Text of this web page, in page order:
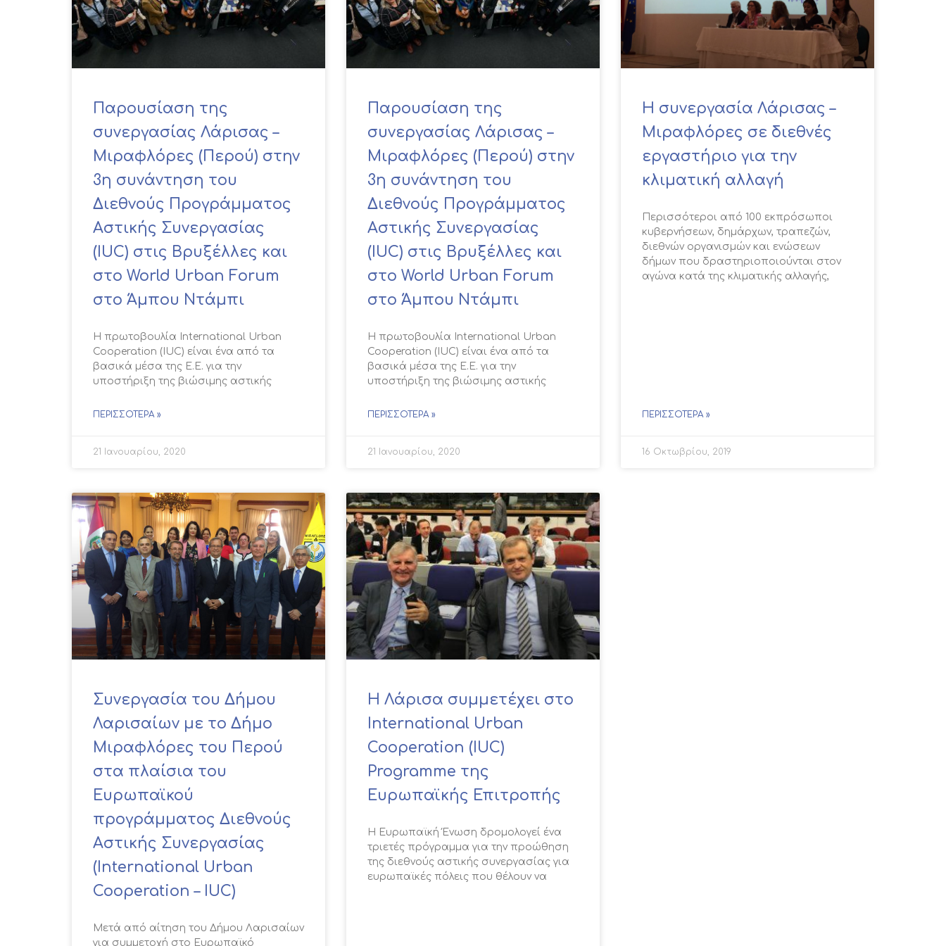
Παρουσίαση της
συνεργασίας Λάρισας –
Μιραφλόρες (Περού) στην
3η συνάντηση του
Διεθνούς Προγράμματος
Αστικής Συνεργασίας
(IUC) στις Βρυξέλλες και
στο World Urban Forum
στο Άμπου Ντάμπι
Η πρωτοβουλία International Urban
Cooperation (IUC) είναι ένα από τα
βασικά μέσα της Ε.Ε. για την
υποστήριξη της βιώσιμης αστικής
ΠΕΡΙΣΣΌΤΕΡΑ »
21 Ιανουαρίου, 2020
Παρουσίαση της
συνεργασίας Λάρισας –
Μιραφλόρες (Περού) στην
3η συνάντηση του
Διεθνούς Προγράμματος
Αστικής Συνεργασίας
(IUC) στις Βρυξέλλες και
στο World Urban Forum
στο Άμπου Ντάμπι
Η πρωτοβουλία International Urban
Cooperation (IUC) είναι ένα από τα
βασικά μέσα της Ε.Ε. για την
υποστήριξη της βιώσιμης αστικής
ΠΕΡΙΣΣΌΤΕΡΑ »
21 Ιανουαρίου, 2020
Η συνεργασία Λάρισας –
Μιραφλόρες σε διεθνές
εργαστήριο για την
κλιματική αλλαγή
Περισσότεροι από 100 εκπρόσωποι
κυβερνήσεων, δημάρχων, τραπεζών,
διεθνών οργανισμών και ενώσεων
δήμων που δραστηριοποιούνται στον
αγώνα κατά της κλιματικής αλλαγής,
ΠΕΡΙΣΣΌΤΕΡΑ »
16 Οκτωβρίου, 2019
Συνεργασία του Δήμου
Λαρισαίων με το Δήμο
Μιραφλόρες του Περού
στα πλαίσια του
Ευρωπαϊκού
προγράμματος Διεθνούς
Αστικής Συνεργασίας
(International Urban
Cooperation – IUC)
Μετά από αίτηση του Δήμου Λαρισαίων
για συμμετοχή στο Ευρωπαϊκό
Η Λάρισα συμμετέχει στο
International Urban
Cooperation (IUC)
Programme της
Ευρωπαϊκής Επιτροπής
Η Ευρωπαϊκή Ένωση δρομολογεί ένα
τριετές πρόγραμμα για την προώθηση
της διεθνούς αστικής συνεργασίας για
ευρωπαϊκές πόλεις που θέλουν να